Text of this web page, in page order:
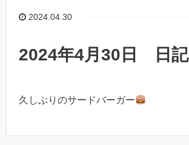
2024.04.30
2024年4月30日 日記
久しぶりのサードバーガー